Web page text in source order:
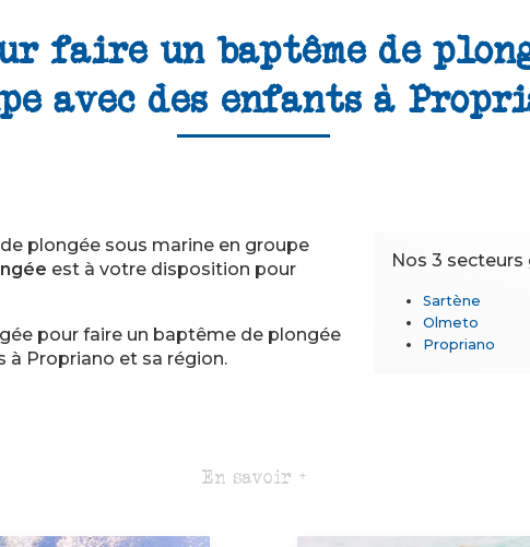
faire un baptême de
avec des enfants à
plongée sous marine en groupe
est à votre disposition pour
pour faire un baptême de plongée
à Propriano et sa région.
Nos 3
Sartène
Olmeto
Propriano
En savoir +